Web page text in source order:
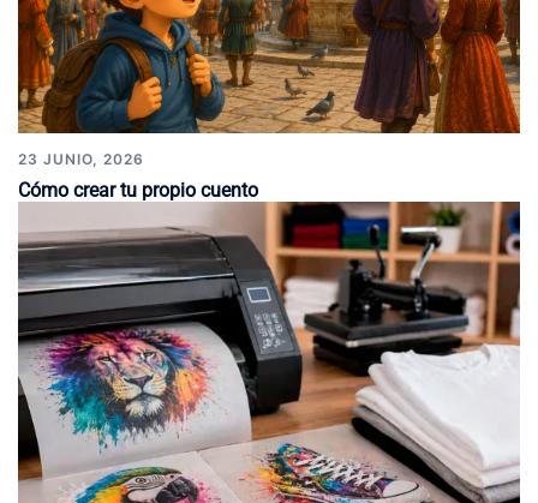
23 JUNIO, 2026
Cómo crear tu propio cuento